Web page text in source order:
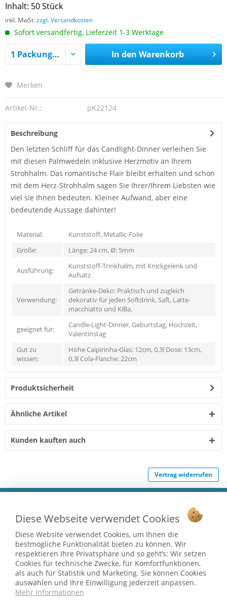
Inhalt: 50 Stück
inkl. MwSt.zzgl. Versandkosten
Sofort versandfertig, Lieferzeit 1-3 Werktage
In den Warenkorb
Merken
Artikel-Nr.: pK22124
Beschreibung
Den letzten Schliff für das Candlight-Dinner verleihen Sie
mit diesen Palmwedeln inklusive Herzmotiv an Ihrem
Strohhalm. Das romantische Flair bleibt erhalten und schon
mit dem Herz-Strohhalm sagen Sie Ihrer/Ihrem Liebsten wie
viel sie Ihnen bedeuten. Kleiner Aufwand, aber eine
bedeutende Aussage dahinter!
Material:
Kunststoff, Metallic-Folie
Größe:
Länge: 24 cm, Ø: 5mm
Ausführung:
Kunststoff-Trinkhalm, mit Knickgelenk und
Aufsatz
Verwendung:
Getränke-Deko: Praktisch und zugleich
dekorativ für jeden Softdrink, Saft, Latte-
macchiatto und KiBa.
geeignet für:
Candle-Light-Dinner, Geburtstag, Hochzeit,
Valentinstag
Gut zu
wissen:
Höhe Caipirinha-Glas: 12cm, 0,3l Dose: 13cm,
0,3l Cola-Flasche: 22cm
Produktsicherheit
Ähnliche Artikel
Kunden kauften auch
Vertrag widerrufen
Ab 75 € versandkostenfrei *
Service Hotline
Shop Service
Informationen
* bei Paketversand. Alle Preise inkl. gesetzl. Mehrwertsteuer zzgl.
Diese Webseite verwendet Cookies
Diese Website verwendet Cookies, um Ihnen die
bestmögliche Funktionalität bieten zu können. Wir
respektieren Ihre Privatsphäre und so geht’s: Wir setzen
Cookies für technische Zwecke, für Komfortfunktionen,
als auch für Statistik und Marketing. Sie können Cookies
auswählen und Ihre Einwilligung jederzeit anpassen.
Mehr Informationen